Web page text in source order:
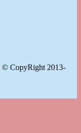
© CopyRight 2013-